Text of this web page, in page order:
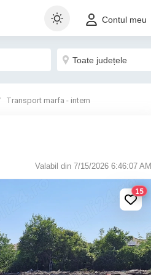
Contul meu
Transport marfa - intern
Valabil din 7/15/2026 6:46:07 AM
15